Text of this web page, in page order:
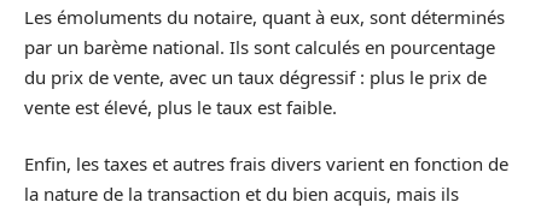
Les émoluments du notaire, quant à eux, sont déterminés
par un barème national. Ils sont calculés en pourcentage
du prix de vente, avec un taux dégressif : plus le prix de
vente est élevé, plus le taux est faible.
Enfin, les taxes et autres frais divers varient en fonction de
la nature de la transaction et du bien acquis, mais ils